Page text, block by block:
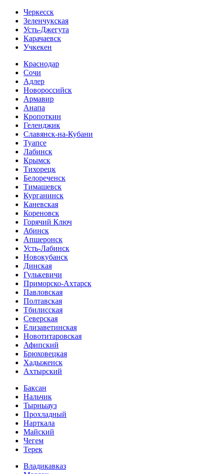
Черкесск
Зеленчукская
Усть-Джегута
Карачаевск
Учкекен
Краснодар
Сочи
Адлер
Новороссийск
Армавир
Анапа
Кропоткин
Геленджик
Славянск-на-Кубани
Туапсе
Лабинск
Крымск
Тихорецк
Белореченск
Тимашевск
Курганинск
Каневская
Кореновск
Горячий Ключ
Абинск
Апшеронск
Усть-Лабинск
Новокубанск
Динская
Гулькевичи
Приморско-Ахтарск
Павловская
Полтавская
Тбилисская
Северская
Елизаветинская
Новотитаровская
Афипский
Брюховецкая
Хадыженск
Ахтырский
Баксан
Нальчик
Тырныауз
Прохладный
Нарткала
Майский
Чегем
Терек
Владикавказ